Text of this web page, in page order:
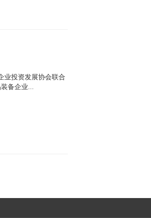
业投资发展协会联合
备企业...